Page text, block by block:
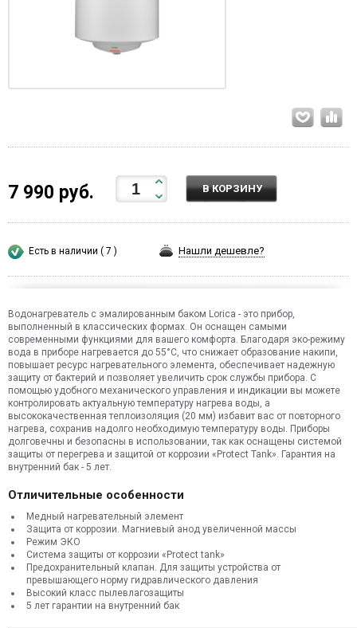
7 990 руб. В КОРЗИНУ
Есть в наличии ( 7 ) Нашли дешевле?
Водонагреватель с эмалированным баком Lorica - это прибор,
выполненный в классических формах. Он оснащен самыми
современными функциями для вашего комфорта. Благодаря эко-режиму
вода в приборе нагревается до 55°C, что снижает образование накипи,
повышает ресурс нагревательного элемента, обеспечивает надежную
защиту от бактерий и позволяет увеличить срок службы прибора. C
помощью удобного механического управления и индикации вы можете
контролировать актуальную температуру нагрева воды, а
высококачественная теплоизоляция (20 мм) избавит вас от повторного
нагрева, сохранив надолго необходимую температуру воды. Приборы
долговечны и безопасны в использовании, так как оснащены системой
защиты от перегрева и защитой от коррозии «Protect Tank». Гарантия на
внутренний бак - 5 лет.
Отличительные особенности
Медный нагревательный элемент
Защита от коррозии. Магниевый анод увеличенной массы
Режим ЭКО
Система защиты от коррозии «Protect tank»
Предохранительный клапан. Для защиты устройства от
превышающего норму гидравлического давления
Высокий класс пылевлагозащиты
5 лет гарантии на внутренний бак